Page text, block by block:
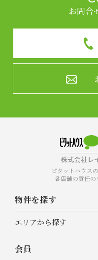
お問合
ピタットハウス
各店舗の責任の
物件を探す
エリアから探す
会員